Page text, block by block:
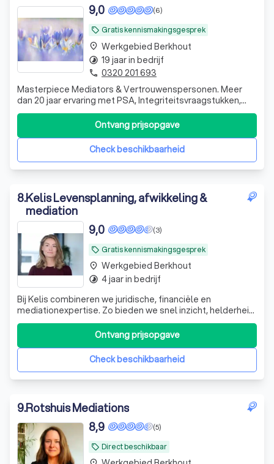
local_offer Gratis kennismakingsgesprek
(6)
9,0
Masterpiece Mediators & Vertrouwenspersonen. Meer
dan 20 jaar ervaring met PSA, Integriteitsvraagstukken,
conflictbeslechting en recht.
Check beschikbaarheid
Ontvang prijsopgave
place Werkgebied Berkhout
timelapse 19 jaar in bedrijf
phone 0320 201 693
8.Kelis Levensplanning, afwikkeling &
mediation
local_offer Gratis kennismakingsgesprek
(3)
9,0
Bij Kelis combineren we juridische, financiële en
mediationexpertise. Zo bieden we snel inzicht, helderheid
en duurzame oplossingen, met aandacht voor rust,
emoties en een toekomstgerichte aanpak.
Check beschikbaarheid
Ontvang prijsopgave
place Werkgebied Berkhout
timelapse 4 jaar in bedrijf
9.Rotshuis Mediations
local_offer Direct beschikbaar
(5)
8,9